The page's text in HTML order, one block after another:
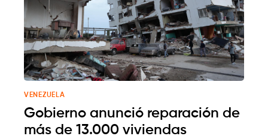
VENEZUELA
Gobierno anunció reparación de
más de 13.000 viviendas